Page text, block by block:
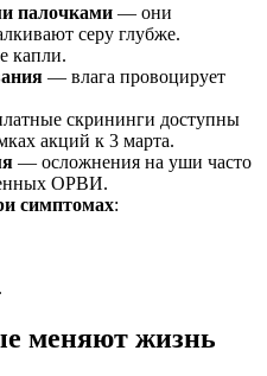
палочками — они
серу глубже.
капли.
— влага провоцирует
скрининги доступны
акций к 3 марта.
— осложнения на уши часто
ОРВИ.
симптомах:
меняют жизнь